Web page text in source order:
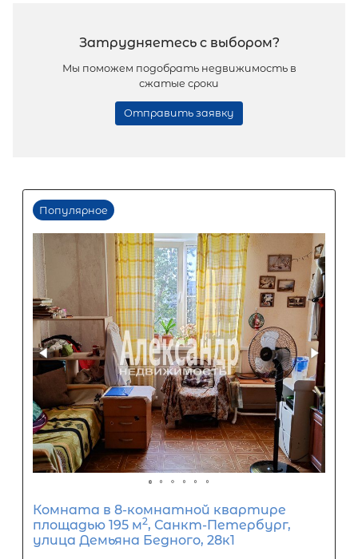
Комната в 11-комнатной
площадью 209 м2, СПб, Невский р-н,
Большевиков просп, д 11/19
1 600 000 ₽ продажа
Улица Дыбенко
Площадь кухни
Жилая площадь